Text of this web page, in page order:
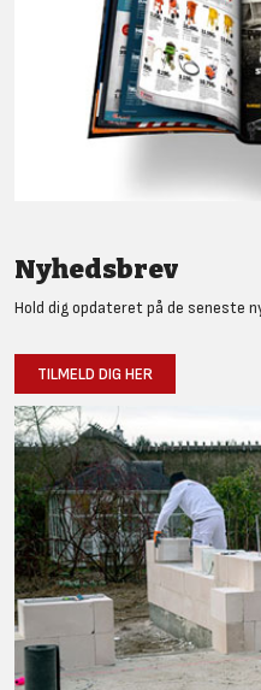
Nyhedsbrev
Hold dig opdateret på de seneste
TILMELD DIG HER